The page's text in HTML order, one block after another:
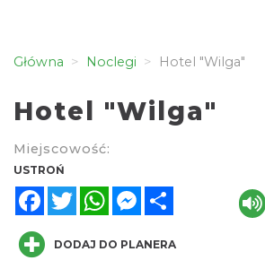
Główna Noclegi Hotel "Wilga"
Hotel "Wilga"
Miejscowość:
USTROŃ
FacebookTwitterWhatsAppMessenger
DODAJ DO PLANERA